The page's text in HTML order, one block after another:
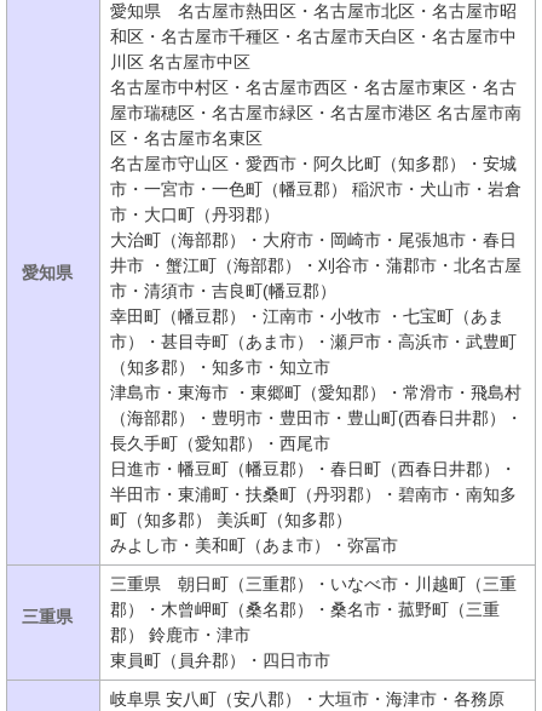
愛知県
愛知県 名古屋市熱田区・名古屋市北区・名古屋市昭
和区・名古屋市千種区・名古屋市天白区・名古屋市中
川区 名古屋市中区
名古屋市中村区・名古屋市西区・名古屋市東区・名古
屋市瑞穂区・名古屋市緑区・名古屋市港区 名古屋市南
区・名古屋市名東区
名古屋市守山区・愛西市・阿久比町（知多郡）・安城
市・一宮市・一色町（幡豆郡） 稲沢市・犬山市・岩倉
市・大口町（丹羽郡）
大治町（海部郡）・大府市・岡崎市・尾張旭市・春日
井市 ・蟹江町（海部郡）・刈谷市・蒲郡市・北名古屋
市・清須市・吉良町(幡豆郡）
幸田町（幡豆郡）・江南市・小牧市 ・七宝町（あま
市）・甚目寺町（あま市）・瀬戸市・高浜市・武豊町
（知多郡）・知多市・知立市
津島市・東海市 ・東郷町（愛知郡）・常滑市・飛島村
（海部郡）・豊明市・豊田市・豊山町(西春日井郡）・
長久手町（愛知郡）・西尾市
日進市・幡豆町（幡豆郡）・春日町（西春日井郡）・
半田市・東浦町・扶桑町（丹羽郡）・碧南市・南知多
町（知多郡） 美浜町（知多郡）
みよし市・美和町（あま市）・弥冨市
三重県
三重県 朝日町（三重郡）・いなべ市・川越町（三重
郡）・木曾岬町（桑名郡）・桑名市・菰野町（三重
郡） 鈴鹿市・津市
東員町（員弁郡）・四日市市
岐阜県 安八町（安八郡）・大垣市・海津市・各務原